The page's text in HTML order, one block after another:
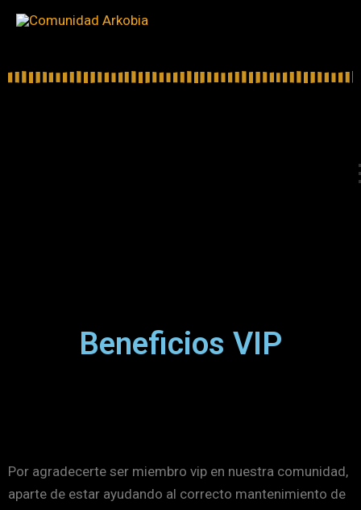
Beneficios VIP
Por agradecerte ser miembro vip en nuestra comunidad,
aparte de estar ayudando al correcto mantenimiento de